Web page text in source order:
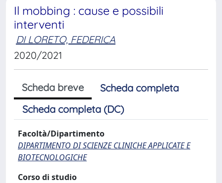
Il mobbing : cause e possibili
interventi
DI LORETO, FEDERICA
2020/2021
Scheda breve
Scheda completa
Scheda completa (DC)
Facoltà/Dipartimento
DIPARTIMENTO DI SCIENZE CLINICHE APPLICATE E
BIOTECNOLOGICHE
Corso di studio